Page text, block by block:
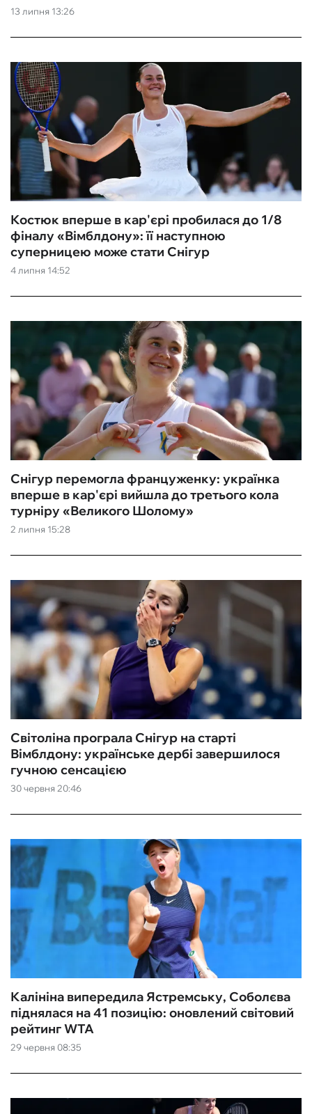
13 липня 13:26
4 липня 14:52
Костюк вперше в кар'єрі пробилася до 1/8
фіналу «Вімблдону»: її наступною
суперницею може стати Снігур
2 липня 15:28
Снігур перемогла француженку: українка
вперше в кар'єрі вийшла до третього кола
турніру «Великого Шолому»
30 червня 20:46
Світоліна програла Снігур на старті
Вімблдону: українське дербі завершилося
гучною сенсацією
29 червня 08:35
Калініна випередила Ястремську, Соболєва
піднялася на 41 позицію: оновлений світовий
рейтинг WTA